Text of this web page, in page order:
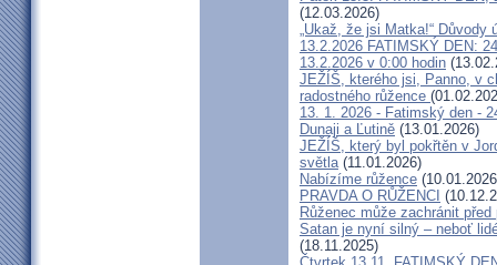
(12.03.2026)
„Ukaž, že jsi Matka!“ Důvody
13.2.2026 FATIMSKÝ DEN:
13.2.2026 v 0:00 hodin
JEŽÍŠ, kterého jsi, Panno, v
radostného růžence
13. 1. 2026 - Fatimský den -
Dunaji a Ľutině (13.01.2026)
JEŽÍŠ, který byl pokřtěn v
světla(11.01.2026)
Nabízíme růžence
PRAVDA O RŮŽENCI
Růženec může zachránit
Satan je nyní silný – neboť
(18.11.2025)